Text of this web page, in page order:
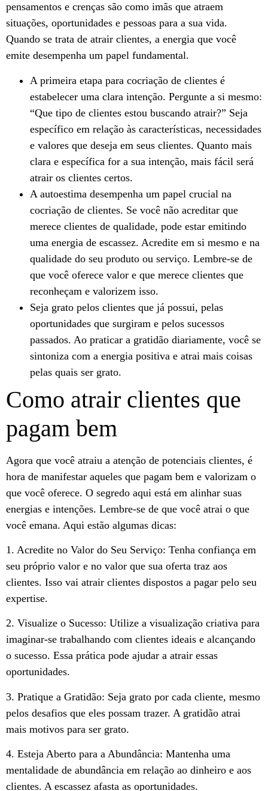
pensamentos e crenças são como imãs que atraem
situações, oportunidades e pessoas para a sua vida.
Quando se trata de atrair clientes, a energia que você
emite desempenha um papel fundamental.
A primeira etapa para cocriação de clientes é
estabelecer uma clara intenção. Pergunte a si mesmo:
“Que tipo de clientes estou buscando atrair?” Seja
específico em relação às características, necessidades
e valores que deseja em seus clientes. Quanto mais
clara e específica for a sua intenção, mais fácil será
atrair os clientes certos.
A autoestima desempenha um papel crucial na
cocriação de clientes. Se você não acreditar que
merece clientes de qualidade, pode estar emitindo
uma energia de escassez. Acredite em si mesmo e na
qualidade do seu produto ou serviço. Lembre-se de
que você oferece valor e que merece clientes que
reconheçam e valorizem isso.
Seja grato pelos clientes que já possui, pelas
oportunidades que surgiram e pelos sucessos
passados. Ao praticar a gratidão diariamente, você se
sintoniza com a energia positiva e atrai mais coisas
pelas quais ser grato.
Como atrair clientes que
pagam bem
Agora que você atraiu a atenção de potenciais clientes, é
hora de manifestar aqueles que pagam bem e valorizam o
que você oferece. O segredo aqui está em alinhar suas
energias e intenções. Lembre-se de que você atrai o que
você emana. Aqui estão algumas dicas:
1. Acredite no Valor do Seu Serviço: Tenha confiança em
seu próprio valor e no valor que sua oferta traz aos
clientes. Isso vai atrair clientes dispostos a pagar pelo seu
expertise.
2. Visualize o Sucesso: Utilize a visualização criativa para
imaginar-se trabalhando com clientes ideais e alcançando
o sucesso. Essa prática pode ajudar a atrair essas
oportunidades.
3. Pratique a Gratidão: Seja grato por cada cliente, mesmo
pelos desafios que eles possam trazer. A gratidão atrai
mais motivos para ser grato.
4. Esteja Aberto para a Abundância: Mantenha uma
mentalidade de abundância em relação ao dinheiro e aos
clientes. A escassez afasta as oportunidades.